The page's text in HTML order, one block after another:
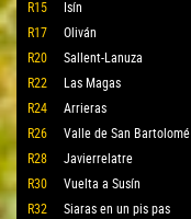
R15
Isín
R17
Oliván
R20
Sallent-Lanuza
R22
Las Magas
R24
Arrieras
R26
Valle de San Bartolomé
R28
Javierrelatre
R30
Vuelta a Susín
R32
Siaras en un pis pas